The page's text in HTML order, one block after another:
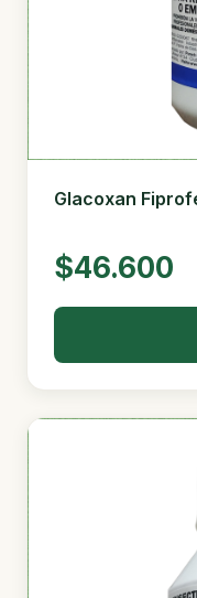
Glacoxan
$46.600